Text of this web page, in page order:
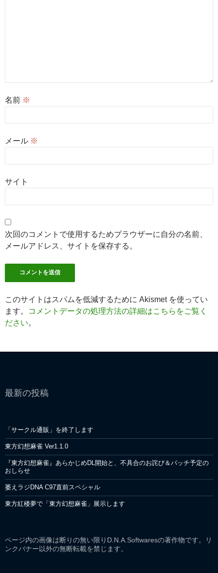
名前 ※
メール ※
サイト
次回のコメントで使用するためブラウザーに自分の名前、
メールアドレス、サイトを保存する。
このサイトはスパムを低減するために Akismet を使ってい
ます。
コメントデータの処理方法の詳細はこちらをご覧く
ださい。
最新の投稿
「サークル通販」を終了します
東方幻想麻雀 Ver1.1.0
『東方幻想麻雀』あらかじめDL開始と、不具合のお詫び＆パッチ予定の
おしらせ
萎えラジDNA C97直前スペシャル
東方紅楼夢で「東方幻想麻雀」展示します
ページ内の画像は断りの無い限りD.N.A.Softwaresの著作物です。リ
ンクバナー以外の無断転載を禁じます。